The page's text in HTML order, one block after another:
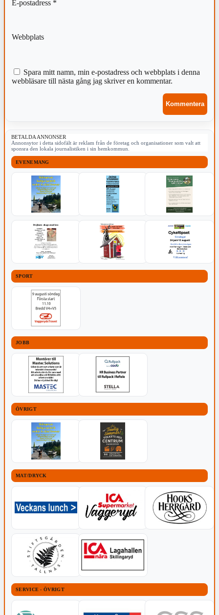
E-postadress *
Webbplats
Spara mitt namn, min e-postadress och webbplats i denna
webbläsare till nästa gång jag skriver en kommentar.
BETALDA ANNONSER
Annonsytor i detta sidofält är reklam från de företag och organisationer som valt att
sponsra den lokala journalistiken i sin hemkommun.
EVENEMANG
SPORT
JOBB
ÖVRIGT
MAT/DRYCK
SERVICE - ÖVRIGT